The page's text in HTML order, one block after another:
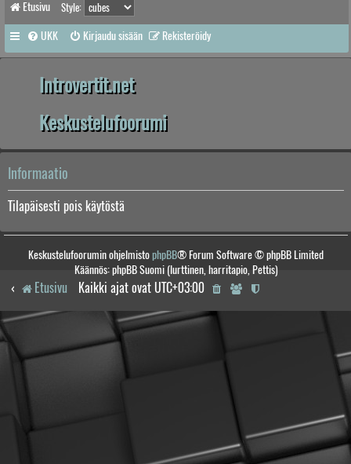
Etusivu Style:
UKK Kirjaudu sisään Rekisteröidy
Introvertit.net
Keskustelufoorumi
Informaatio
Tilapäisesti pois käytöstä
Keskustelufoorumin ohjelmistophpBB® Forum Software © phpBB Limited
Käännös: phpBB Suomi (lurttinen, harritapio, Pettis)
Etusivu Kaikki ajat ovat UTC+03:00